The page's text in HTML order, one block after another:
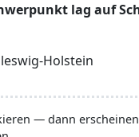
lag auf
Holstein
— dann erscheinen